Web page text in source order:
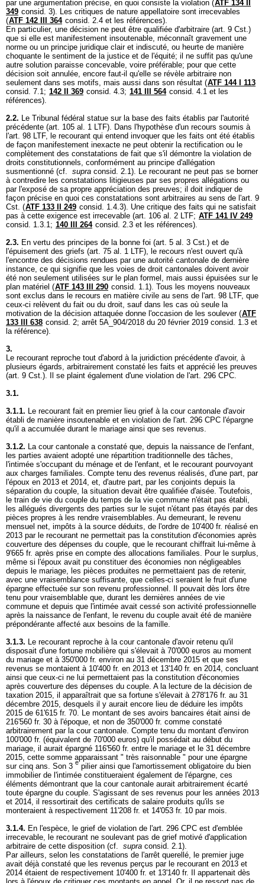
par une argumentation précise, en quoi consiste la violation (ATF 134 II
349 consid. 3). Les critiques de nature appellatoire sont irrecevables
(ATF 142 III 364 consid. 2.4 et les références).
En particulier, une décision ne peut être qualifiée d'arbitraire (art. 9 Cst.)
que si elle est manifestement insoutenable, méconnaît gravement une
norme ou un principe juridique clair et indiscuté, ou heurte de manière
choquante le sentiment de la justice et de l'équité; il ne suffit pas qu'une
autre solution paraisse concevable, voire préférable; pour que cette
décision soit annulée, encore faut-il qu'elle se révèle arbitraire non
seulement dans ses motifs, mais aussi dans son résultat (ATF 144 I 113
consid. 7.1; 142 II 369 consid. 4.3; 141 III 564 consid. 4.1 et les
références).
2.2. Le Tribunal fédéral statue sur la base des faits établis par l'autorité
précédente (art. 105 al. 1 LTF). Dans l'hypothèse d'un recours soumis à
l'art. 98 LTF, le recourant qui entend invoquer que les faits ont été établis
de façon manifestement inexacte ne peut obtenir la rectification ou le
complètement des constatations de fait que s'il démontre la violation de
droits constitutionnels, conformément au principe d'allégation
susmentionné (cf. supra consid. 2.1). Le recourant ne peut pas se borner
à contredire les constatations litigieuses par ses propres allégations ou
par l'exposé de sa propre appréciation des preuves; il doit indiquer de
façon précise en quoi ces constatations sont arbitraires au sens de l'art. 9
Cst. (ATF 133 II 249 consid. 1.4.3). Une critique des faits qui ne satisfait
pas à cette exigence est irrecevable (art. 106 al. 2 LTF; ATF 141 IV 249
consid. 1.3.1; 140 III 264 consid. 2.3 et les références).
2.3. En vertu des principes de la bonne foi (art. 5 al. 3 Cst.) et de
l'épuisement des griefs (art. 75 al. 1 LTF), le recours n'est ouvert qu'à
l'encontre des décisions rendues par une autorité cantonale de dernière
instance, ce qui signifie que les voies de droit cantonales doivent avoir
été non seulement utilisées sur le plan formel, mais aussi épuisées sur le
plan matériel (ATF 143 III 290 consid. 1.1). Tous les moyens nouveaux
sont exclus dans le recours en matière civile au sens de l'art. 98 LTF, que
ceux-ci relèvent du fait ou du droit, sauf dans les cas où seule la
motivation de la décision attaquée donne l'occasion de les soulever (ATF
133 III 638 consid. 2; arrêt 5A_904/2018 du 20 février 2019 consid. 1.3 et
la référence).
3.
Le recourant reproche tout d'abord à la juridiction précédente d'avoir, à
plusieurs égards, arbitrairement constaté les faits et apprécié les preuves
(art. 9 Cst.). Il se plaint également d'une violation de l'art. 296 CPC.
3.1.
3.1.1. Le recourant fait en premier lieu grief à la cour cantonale d'avoir
établi de manière insoutenable et en violation de l'art. 296 CPC l'épargne
qu'il a accumulée durant le mariage ainsi que ses revenus.
3.1.2. La cour cantonale a constaté que, depuis la naissance de l'enfant,
les parties avaient adopté une répartition traditionnelle des tâches,
l'intimée s'occupant du ménage et de l'enfant, et le recourant pourvoyant
aux charges familiales. Compte tenu des revenus réalisés, d'une part, par
l'époux en 2013 et 2014, et, d'autre part, par les conjoints depuis la
séparation du couple, la situation devait être qualifiée d'aisée. Toutefois,
le train de vie du couple du temps de la vie commune n'était pas établi,
les allégués divergents des parties sur le sujet n'étant pas étayés par des
pièces propres à les rendre vraisemblables. Au demeurant, le revenu
mensuel net, impôts à la source déduits, de l'ordre de 10'400 fr. réalisé en
2013 par le recourant ne permettait pas la constitution d'économies après
couverture des dépenses du couple, que le recourant chiffrait lui-même à
9'665 fr. après prise en compte des allocations familiales. Pour le surplus,
même si l'époux avait pu constituer des économies non négligeables
depuis le mariage, les pièces produites ne permettaient pas de retenir,
avec une vraisemblance suffisante, que celles-ci seraient le fruit d'une
épargne effectuée sur son revenu professionnel. Il pouvait dès lors être
tenu pour vraisemblable que, durant les dernières années de vie
commune et depuis que l'intimée avait cessé son activité professionnelle
après la naissance de l'enfant, le revenu du couple avait été de manière
prépondérante affecté aux besoins de la famille.
3.1.3. Le recourant reproche à la cour cantonale d'avoir retenu qu'il
disposait d'une fortune mobilière qui s'élevait à 70'000 euros au moment
du mariage et à 350'000 fr. environ au 31 décembre 2015 et que ses
revenus se montaient à 10'400 fr. en 2013 et 13'140 fr. en 2014, concluant
ainsi que ceux-ci ne lui permettaient pas la constitution d'économies
après couverture des dépenses du couple. A la lecture de la décision de
taxation 2015, il apparaîtrait que sa fortune s'élevait à 278'176 fr. au 31
décembre 2015, desquels il y aurait encore lieu de déduire les impôts
2015 de 61'615 fr. 70. Le montant de ses avoirs bancaires était ainsi de
216'560 fr. 30 à l'époque, et non de 350'000 fr. comme constaté
arbitrairement par la cour cantonale. Compte tenu du montant d'environ
100'000 fr. (équivalent de 70'000 euros) qu'il possédait au début du
mariage, il aurait épargné 116'560 fr. entre le mariage et le 31 décembre
2015, cette somme apparaissant " très raisonnable " pour une épargne
sur cinq ans. Son 3 e pilier ainsi que l'amortissement obligatoire du bien
immobilier de l'intimée constitueraient également de l'épargne, ces
éléments démontrant que la cour cantonale aurait arbitrairement écarté
toute épargne du couple. S'agissant de ses revenus pour les années 2013
et 2014, il ressortirait des certificats de salaire produits qu'ils se
monteraient à respectivement 11'208 fr. et 14'053 fr. 10 par mois.
3.1.4. En l'espèce, le grief de violation de l'art. 296 CPC est d'emblée
irrecevable, le recourant ne soulevant pas de grief motivé d'application
arbitraire de cette disposition (cf. supra consid. 2.1).
Par ailleurs, selon les constatations de l'arrêt querellé, le premier juge
avait déjà constaté que les revenus perçus par le recourant en 2013 et
2014 étaient de respectivement 10'400 fr. et 13'140 fr. Il appartenait dès